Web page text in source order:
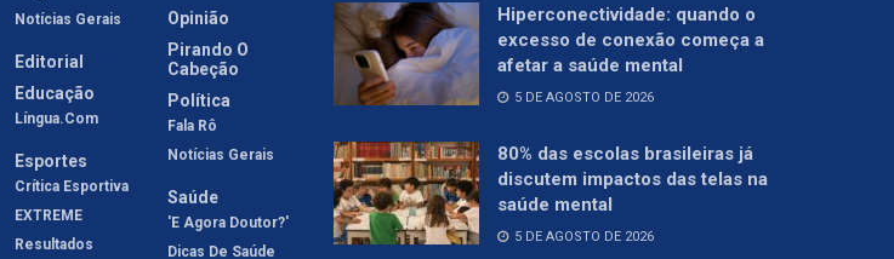
Notícias Gerais
Editorial
Educação
Língua.com
Esportes
Crítica Esportiva
EXTREME
Resultados
Opinião
Pirando O
Cabeção
Política
Fala Rô
Notícias Gerais
Saúde
'E Agora Doutor?'
Dicas De Saúde
Hiperconectividade: quando o
excesso de conexão começa a
afetar a saúde mental
5 DE AGOSTO DE 2026
80% das escolas brasileiras já
discutem impactos das telas na
saúde mental
5 DE AGOSTO DE 2026